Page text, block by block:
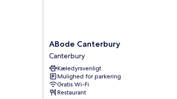
ABode
Canterbury
Canterbury
ABode Canterbury
Canterbury
Kæledyrsvenligt
Mulighed for parkering
Gratis Wi-Fi
Restaurant